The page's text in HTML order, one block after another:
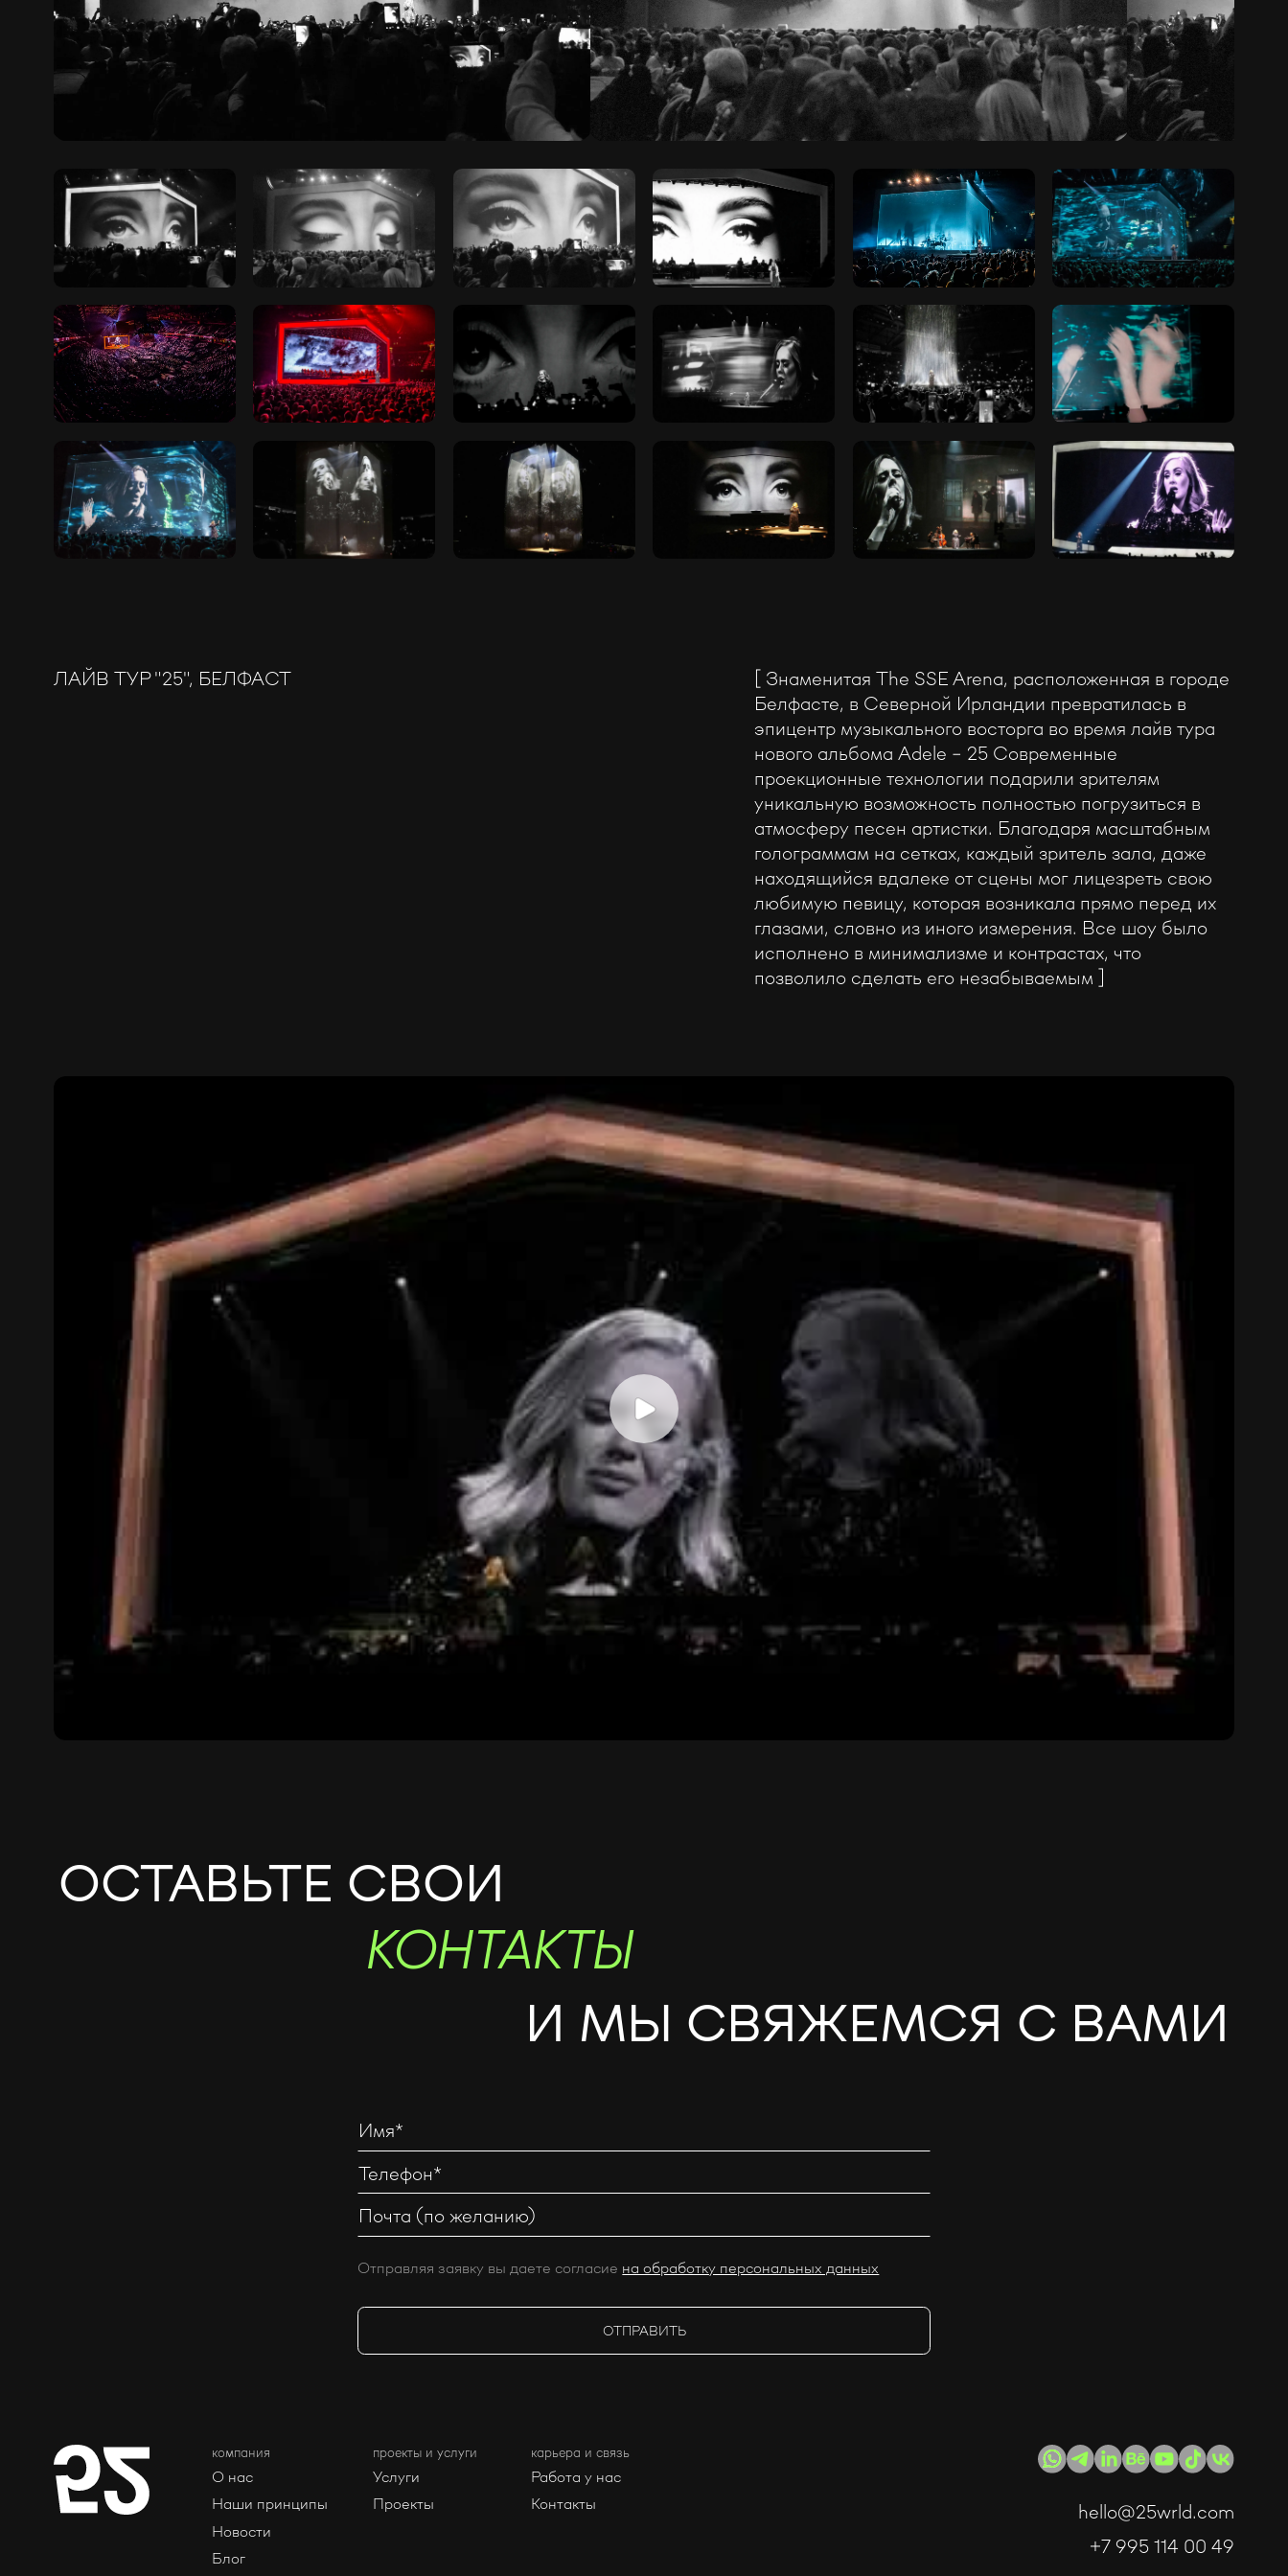
ЛАЙВ ТУР "25", БЕЛФАСТ
[ Знаменитая The SSE Arena, расположенная в городе
Белфасте, в Северной Ирландии превратилась в
эпицентр музыкального восторга во время лайв тура
нового альбома Adele - 25 Современные
проекционные технологии подарили зрителям
уникальную возможность полностью погрузиться в
атмосферу песен артистки. Благодаря масштабным
голограммам на сетках, каждый зритель зала, даже
находящийся вдалеке от сцены мог лицезреть свою
любимую певицу, которая возникала прямо перед их
глазами, словно из иного измерения. Все шоу было
исполнено в минимализме и контрастах, что
позволило сделать его незабываемым ]
ОСТАВЬТЕ СВОИ
КОНТАКТЫ
И МЫ СВЯЖЕМСЯ С ВАМИ
Отправляя заявку вы даете согласие на обработку персональных данных
компания
О нас
Наши принципы
Новости
Блог
проекты и услуги
Услуги
Проекты
карьера и связь
Работа у нас
Контакты
hello@25wrld.com
+7 995 114 00 49